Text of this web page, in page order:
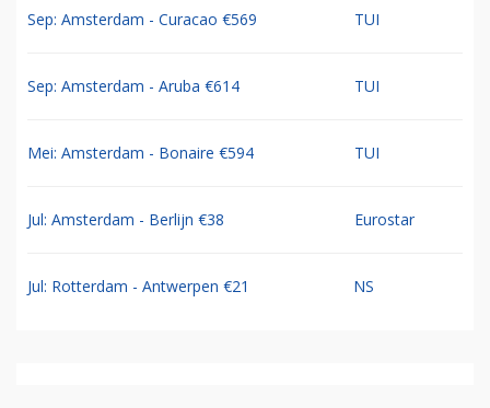
Sep: Amsterdam - Curacao €569 TUI
Sep: Amsterdam - Aruba €614 TUI
Mei: Amsterdam - Bonaire €594 TUI
Jul: Amsterdam - Berlijn €38 Eurostar
Jul: Rotterdam - Antwerpen €21 NS